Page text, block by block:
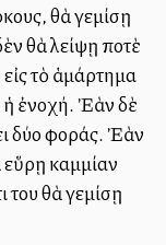
θὰ γεμίσῃ
θὰ λείψῃ ποτὲ
τὸ ἁμάρτημα
ἡ ἐνοχή. Ἐὰν δὲ
δύο φοράς. Ἐὰν
καμμίαν
του θὰ γεμίσῃ